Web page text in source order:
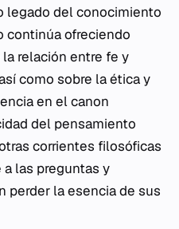
legado del conocimiento
continúa ofreciendo
relación entre fe y
como sobre la ética y
en el canon
del pensamiento
corrientes filosóficas
las preguntas y
perder la esencia de sus